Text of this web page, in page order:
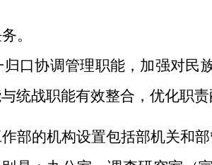
。
归口协调管理职能，加强对民
统战职能有效整合，优化职责
部的机构设置包括部机关和部